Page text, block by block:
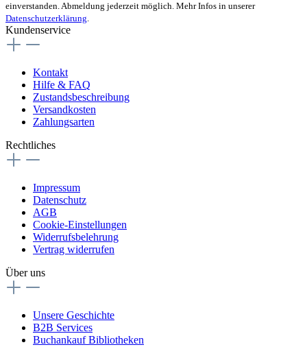
einverstanden. Abmeldung jederzeit möglich. Mehr Infos in unserer
Datenschutzerklärung.
Kundenservice
Kontakt
Hilfe & FAQ
Zustandsbeschreibung
Versandkosten
Zahlungsarten
Rechtliches
Impressum
Datenschutz
AGB
Cookie-Einstellungen
Widerrufsbelehrung
Vertrag widerrufen
Über uns
Unsere Geschichte
B2B Services
Buchankauf Bibliotheken